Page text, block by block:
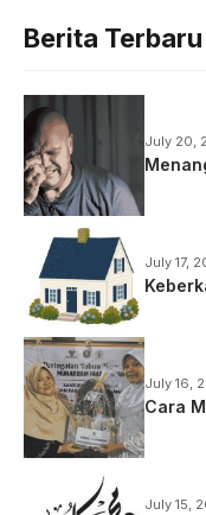
Berita Terbaru
July 20,
July 17,
July 16,
Cara
July 15,